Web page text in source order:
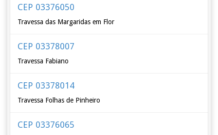
CEP 03376050
Travessa das Margaridas em Flor
CEP 03378007
Travessa Fabiano
CEP 03378014
Travessa Folhas de Pinheiro
CEP 03376065